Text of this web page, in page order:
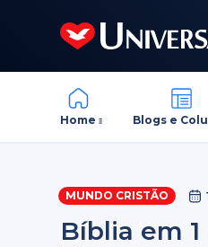
Home Blogs e
MUNDO CRISTÃO
Bíblia em 1